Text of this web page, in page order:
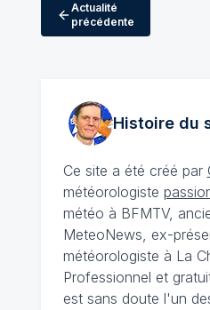
Actualité
précédente
Histoire du
Ce site a été créé par
météorologiste
météo à BFMTV,
MeteoNews, ex-
météorologiste à La
Professionnel et
est sans doute l'un